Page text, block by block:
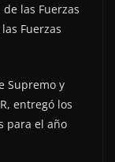
las Fuerzas
Fuerzas
Supremo y
entregó los
para el año